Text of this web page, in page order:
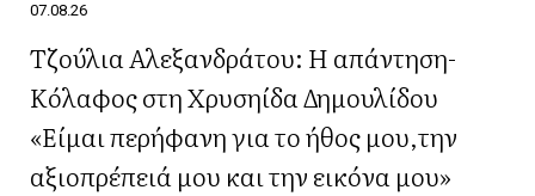
07.08.26
Τζούλια Αλεξανδράτου: Η απάντηση-
Κόλαφος στη Χρυσηίδα Δημουλίδου
«Είμαι περήφανη για το ήθος μου,την
αξιοπρέπειά μου και την εικόνα μου»